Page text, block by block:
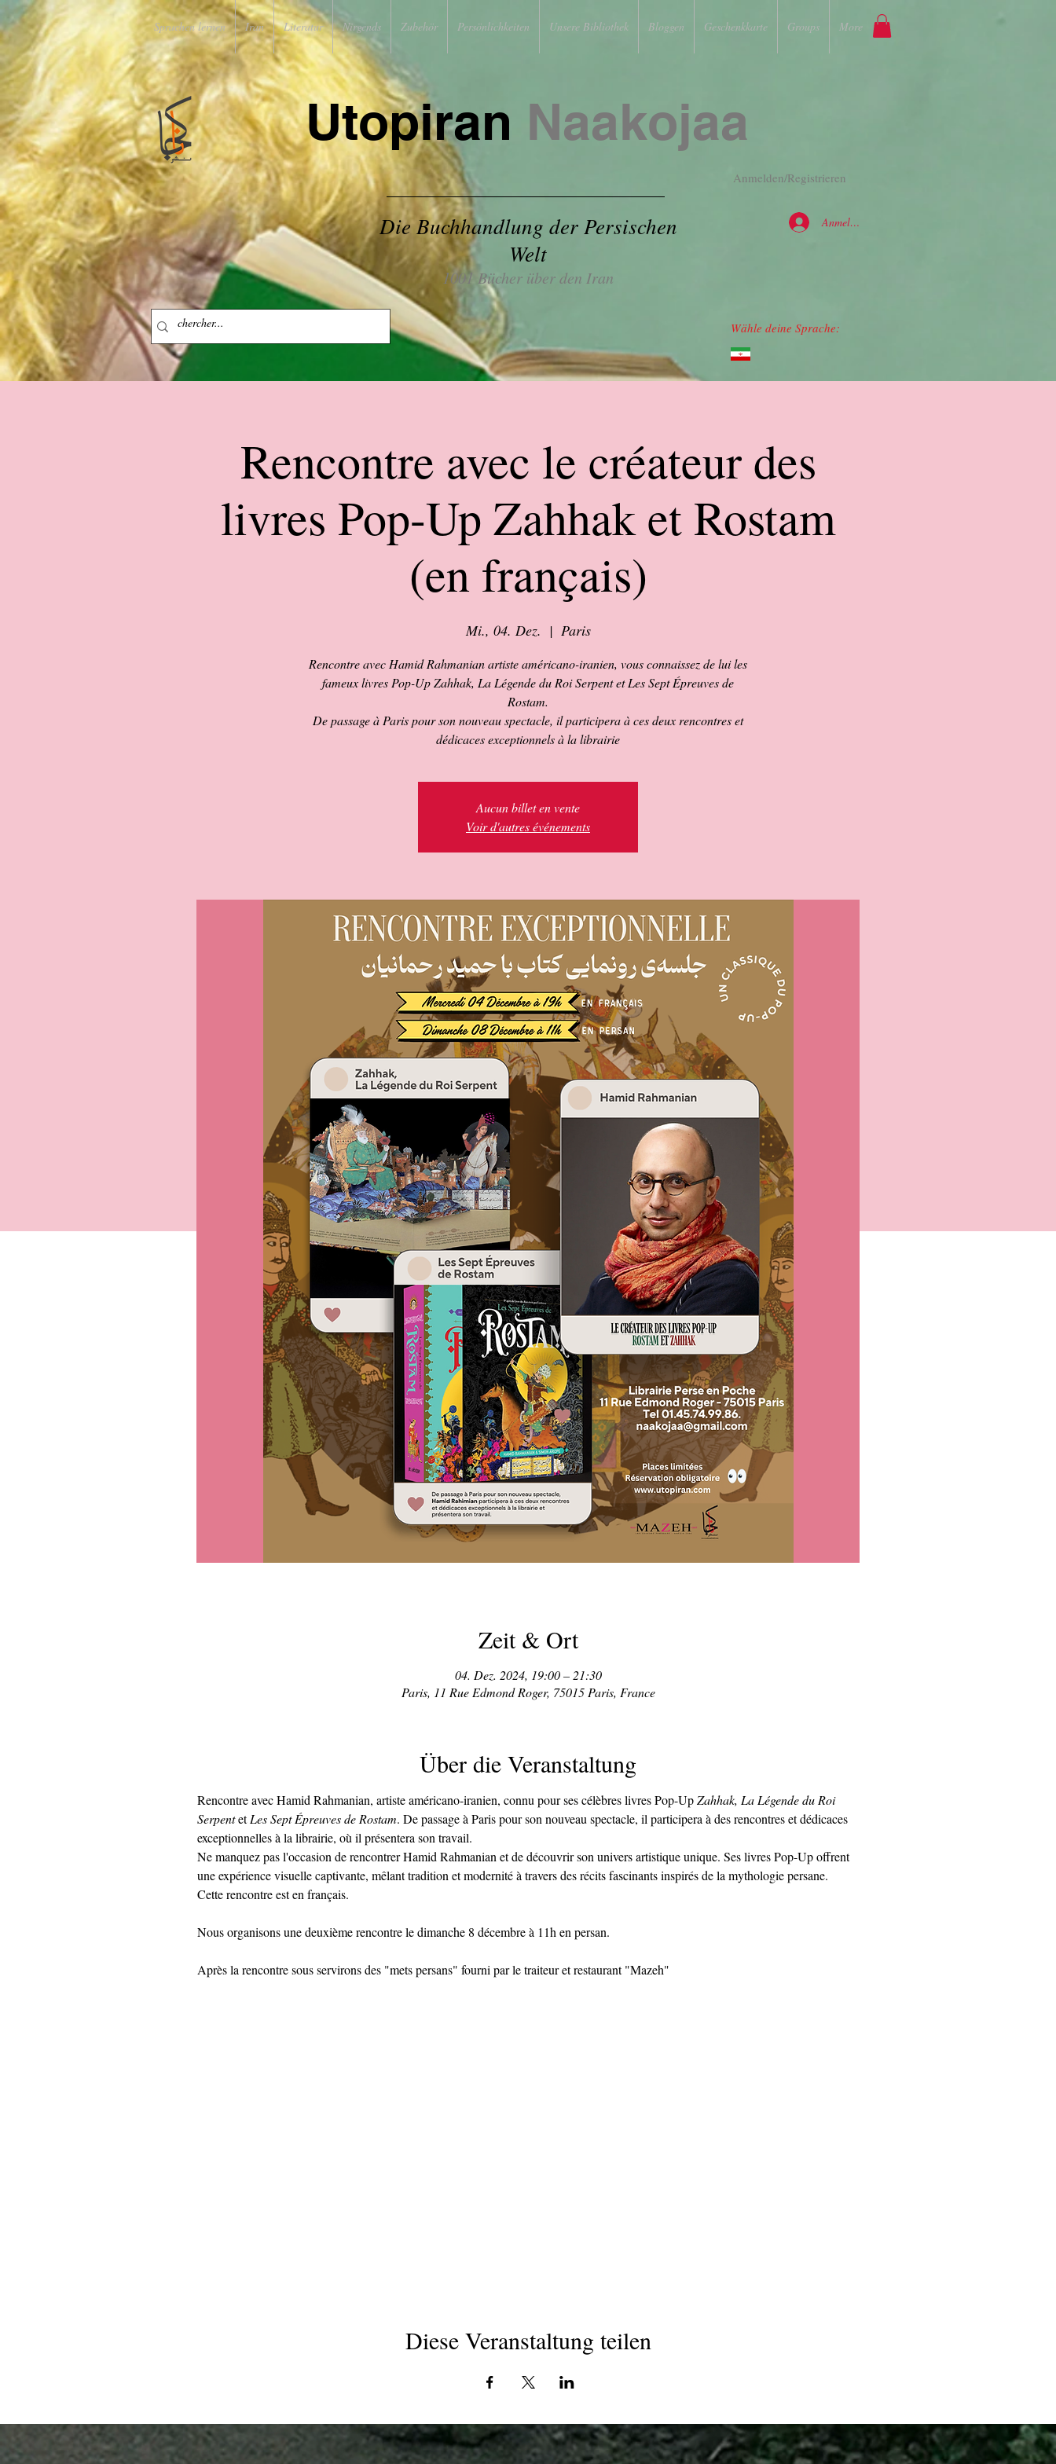
Sprachen lernen Iran Literatur Nirgends Zubehör Persönlichkeiten Unsere Bibliothek Bloggen Geschenkkarte Groups More
Anmelden/Registrieren
Utopiran Naakojaa
Die Buchhandlung der Persischen
Welt
Anmelden
1001 Bücher über den Iran
Wähle deine Sprache:
Rencontre avec le créateur des
livres Pop-Up Zahhak et Rostam
(en français)
Mi., 04. Dez.
  |
Paris
Rencontre avec Hamid Rahmanian artiste américano-iranien, vous connaissez de lui les
fameux livres Pop-Up Zahhak, La Légende du Roi Serpent et Les Sept Épreuves de
Rostam.
De passage à Paris pour son nouveau spectacle, il participera à ces deux rencontres et
dédicaces exceptionnels à la librairie
Aucun billet en vente
Voir d'autres événements
Zeit & Ort
04. Dez. 2024, 19:00 – 21:30
Paris, 11 Rue Edmond Roger, 75015 Paris, France
Über die Veranstaltung
Rencontre avec Hamid Rahmanian, artiste américano-iranien, connu pour ses célèbres livres Pop-Up Zahhak, La Légende du Roi
Serpent et Les Sept Épreuves de Rostam. De passage à Paris pour son nouveau spectacle, il participera à des rencontres et dédicaces
exceptionnelles à la librairie, où il présentera son travail.
Ne manquez pas l'occasion de rencontrer Hamid Rahmanian et de découvrir son univers artistique unique. Ses livres Pop-Up offrent
une expérience visuelle captivante, mêlant tradition et modernité à travers des récits fascinants inspirés de la mythologie persane.
Cette rencontre est en français.
Nous organisons une deuxième rencontre le dimanche 8 décembre à 11h en persan.
Après la rencontre sous servirons des "mets persans" fourni par le traiteur et restaurant "Mazeh"
Diese Veranstaltung teilen